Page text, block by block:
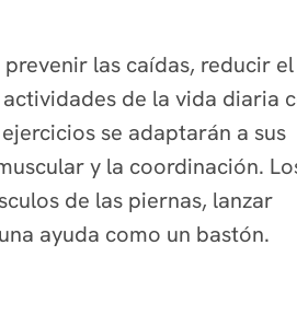
las caídas, reducir el
de la vida diaria
se adaptarán a sus
y la coordinación.
de las piernas, lanzar
ayuda como un bastón.